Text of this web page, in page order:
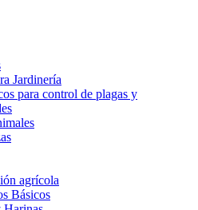
Jardinería
para control de plagas y
agrícola
Básicos